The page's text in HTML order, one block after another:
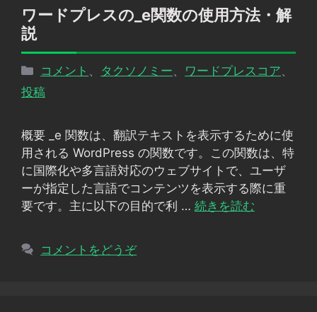
ワードプレスの_e関数の使用方法・解
説
カ
テ
ー
コメント タクソノミー ワードプレスコア
投稿
概要 _e 関数は、翻訳テキストを表示するために使
用される WordPress の関数です。この関数は、特
に国際化や多言語対応のウェブサイトで、ユーザ
ーが指定した言語でコンテンツを表示する際に重
要です。主に以下の目的で利 … 続きを読む
コメントをどうぞ